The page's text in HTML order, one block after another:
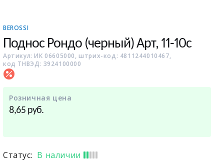
BEROSSI
Поднос Рондо (черный) Арт, 11-10с
Артикул: ИК 06605000, штрих-код: 4811244010467,
код ТНВЭД: 3924100000
Розничная цена
8,65 руб.
Статус: В наличии